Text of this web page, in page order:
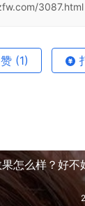
3087.html
赞 (1)
怎么样？好不